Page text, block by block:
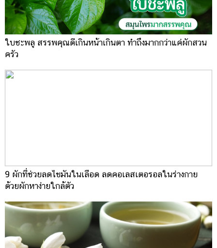
ใบชะพลู สรรพคุณดีเกินหน้าเกินตา ทำถึงมากกว่าแค่ผักสวน
ครัว
9 ผักที่ช่วยลดไขมันในเลือด ลดคอเลสเตอรอลในร่างกาย
ด้วยผักหาง่ายใกล้ตัว